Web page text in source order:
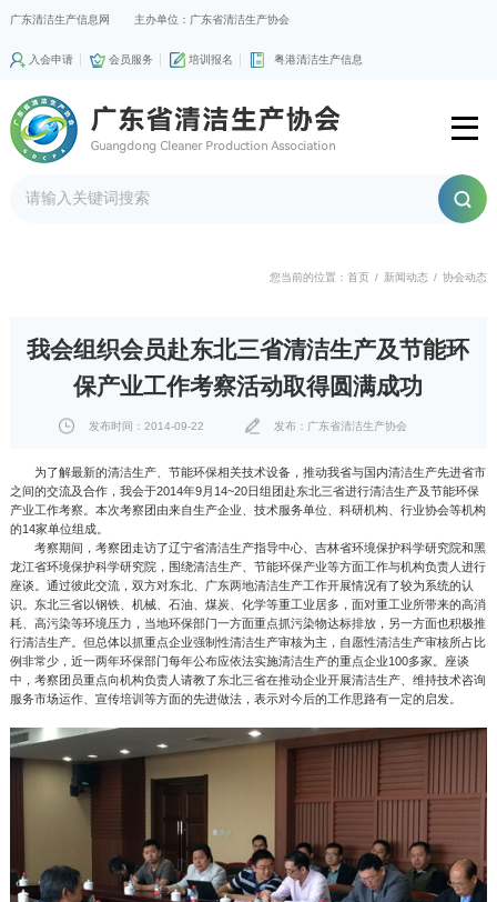
广东清洁生产信息网 主办单位：广东省清洁生产协会
入会申请 会员服务 培训报名 粤港清洁生产信息
您当前的位置：首页 / 新闻动态 / 协会动态
我会组织会员赴东北三省清洁生产及节能环
保产业工作考察活动取得圆满成功
发布时间：2014-09-22 发布：广东省清洁生产协会
为了解最新的清洁生产、节能环保相关技术设备，推动我省与国内清洁生产先进省市
之间的交流及合作，我会于2014年9月14~20日组团赴东北三省进行清洁生产及节能环保
产业工作考察。本次考察团由来自生产企业、技术服务单位、科研机构、行业协会等机构
的14家单位组成。
考察期间，考察团走访了辽宁省清洁生产指导中心、吉林省环境保护科学研究院和黑
龙江省环境保护科学研究院，围绕清洁生产、节能环保产业等方面工作与机构负责人进行
座谈。通过彼此交流，双方对东北、广东两地清洁生产工作开展情况有了较为系统的认
识。东北三省以钢铁、机械、石油、煤炭、化学等重工业居多，面对重工业所带来的高消
耗、高污染等环境压力，当地环保部门一方面重点抓污染物达标排放，另一方面也积极推
行清洁生产。但总体以抓重点企业强制性清洁生产审核为主，自愿性清洁生产审核所占比
例非常少，近一两年环保部门每年公布应依法实施清洁生产的重点企业100多家。座谈
中，考察团员重点向机构负责人请教了东北三省在推动企业开展清洁生产、维持技术咨询
服务市场运作、宣传培训等方面的先进做法，表示对今后的工作思路有一定的启发。